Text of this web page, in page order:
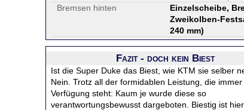
Bremsen hinten
Einzelscheibe,
Zweikolben-
240 mm)
Fazit - doch kein Biest
Ist die Super Duke das Biest, wie KTM sie selber
Nein. Trotz all der formidablen Leistung, die
Verfügung steht: Kaum je wurde diese so
verantwortungsbewusst dargeboten. Biestig ist hier